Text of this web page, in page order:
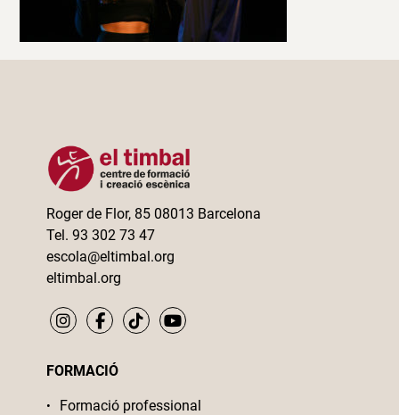
Roger de Flor, 85 08013 Barcelona
Tel. 93 302 73 47
escola@eltimbal.org
eltimbal.org
FORMACIÓ
Formació professional